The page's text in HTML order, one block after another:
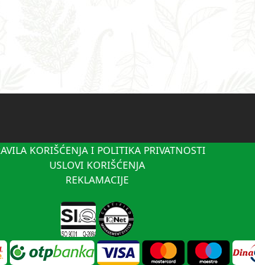
KORIŠĆENJA I POLITIKA PRIVATNOSTI
USLOVI KORIŠĆENJA
REKLAMACIJE